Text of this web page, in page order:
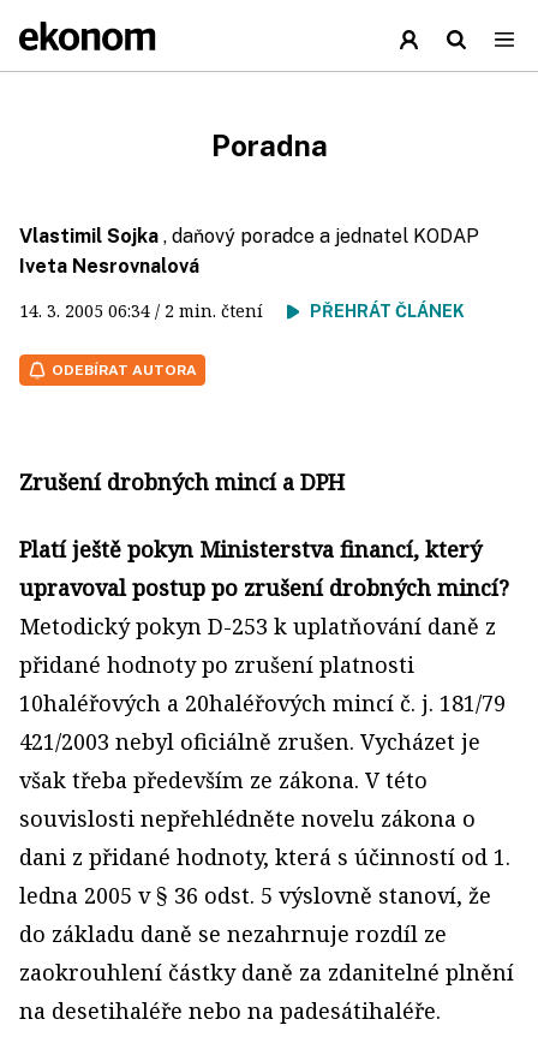
Poradna
Vlastimil Sojka , daňový poradce a jednatel KODAP
Iveta Nesrovnalová
14. 3. 2005 06:34 / 2 min. čtení PŘEHRÁT ČLÁNEK
ODEBÍRAT AUTORA
Zrušení drobných mincí a DPH
Platí ještě pokyn Ministerstva financí, který
upravoval postup po zrušení drobných mincí?
Metodický pokyn D-253 k uplatňování daně z
přidané hodnoty po zrušení platnosti
10haléřových a 20haléřových mincí č. j. 181/79
421/2003 nebyl oficiálně zrušen. Vycházet je
však třeba především ze zákona. V této
souvislosti nepřehlédněte novelu zákona o
dani z přidané hodnoty, která s účinností od 1.
ledna 2005 v § 36 odst. 5 výslovně stanoví, že
do základu daně se nezahrnuje rozdíl ze
zaokrouhlení částky daně za zdanitelné plnění
na desetihaléře nebo na padesátihaléře.